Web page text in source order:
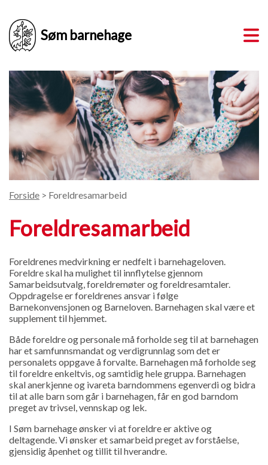
Søm barnehage
Forside > Foreldresamarbeid
Foreldresamarbeid
Foreldrenes medvirkning er nedfelt i barnehageloven.
Foreldre skal ha mulighet til innflytelse gjennom
Samarbeidsutvalg, foreldremøter og foreldresamtaler.
Oppdragelse er foreldrenes ansvar i følge
Barnekonvensjonen og Barneloven. Barnehagen skal være et
supplement til hjemmet.
Både foreldre og personale må forholde seg til at barnehagen
har et samfunnsmandat og verdigrunnlag som det er
personalets oppgave å forvalte. Barnehagen må forholde seg
til foreldre enkeltvis, og samtidig hele gruppa. Barnehagen
skal anerkjenne og ivareta barndommens egenverdi og bidra
til at alle barn som går i barnehagen, får en god barndom
preget av trivsel, vennskap og lek.
I Søm barnehage ønsker vi at foreldre er aktive og
deltagende. Vi ønsker et samarbeid preget av forståelse,
gjensidig åpenhet og tillit til hverandre.